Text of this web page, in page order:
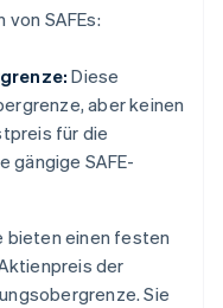
SAFEs:
Diese
aber keinen
für die
gängige SAFE-
bieten einen festen
der
Sie